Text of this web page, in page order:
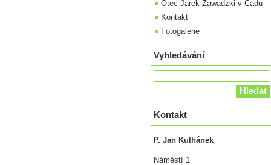
Otec Jarek Zawadzki v Čadu
Kontakt
Fotogalerie
Vyhledávání
Kontakt
P. Jan Kulhánek
Náměstí 1